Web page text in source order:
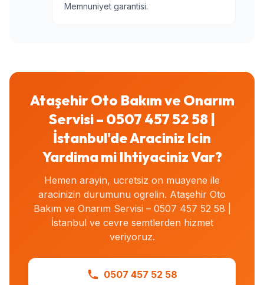
Memnuniyet garantisi.
Ataşehir Oto Bakım ve Onarım
Servisi – 0507 457 52 58 |
İstanbul'de Araciniz Icin
Yardima mi Ihtiyaciniz Var?
Hemen arayin, ucretsiz on muayene ile
aracinizin durumunu ogrelin. Ataşehir Oto
Bakım ve Onarım Servisi – 0507 457 52 58 |
İstanbul ve cevre semtlerden hizmet
veriyoruz.
0507 457 52 58